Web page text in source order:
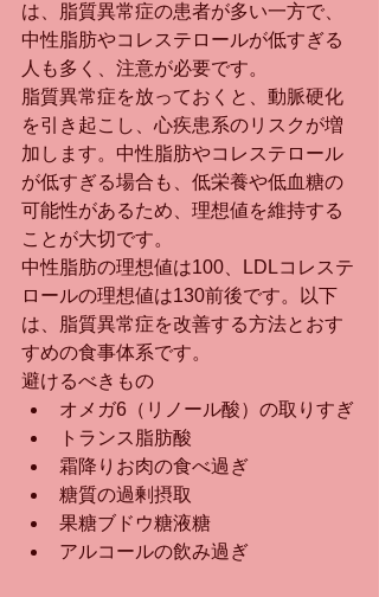
は、脂質異常症の患者が多い一方で、
中性脂肪やコレステロールが低すぎる
人も多く、注意が必要です。
脂質異常症を放っておくと、動脈硬化
を引き起こし、心疾患系のリスクが増
加します。中性脂肪やコレステロール
が低すぎる場合も、低栄養や低血糖の
可能性があるため、理想値を維持する
ことが大切です。
中性脂肪の理想値は100、LDLコレステ
ロールの理想値は130前後です。以下
は、脂質異常症を改善する方法とおす
すめの食事体系です。
避けるべきもの
オメガ6（リノール酸）の取りすぎ
トランス脂肪酸
霜降りお肉の食べ過ぎ
糖質の過剰摂取
果糖ブドウ糖液糖
アルコールの飲み過ぎ